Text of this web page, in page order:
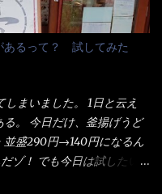
あるって？ 試してみた
まいました。 1日と云え
。 今日だけ、釜揚げうど
並盛290円→140円になるん
ゾ！ でも今日は試したい